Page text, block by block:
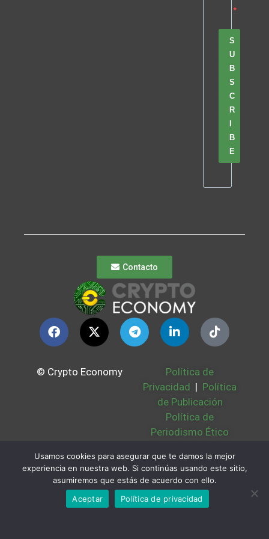
S
U
B
S
C
R
B
E
Contacto
© Crypto Economy
Política de
Privacidad | Política
de Publicación
Política de
Periodismo Ético
Bases Legales |
Partners | Sobre
Nosotros
Usamos cookies para asegurar que te damos la mejor
experiencia en nuestra web. Si continúas usando este sitio,
asumiremos que estás de acuerdo con ello.
Aceptar
Política de privacidad